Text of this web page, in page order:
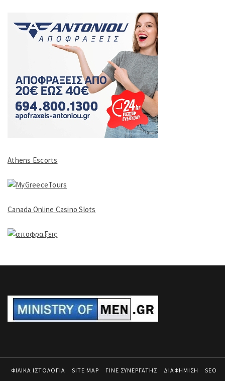
Athens Escorts
Canada Online Casino Slots
ΦΙΛΙΚΑ ΙΣΤΟΛΟΓΙΑ SITE MAP ΓΙΝΕ ΣΥΝΕΡΓΑΤΗΣ ΔΙΑΦΗΜΙΣΗ SEO